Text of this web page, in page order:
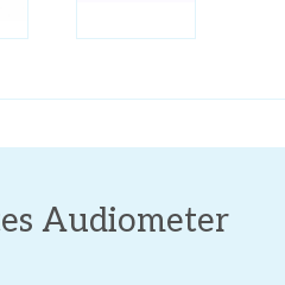
Audiometer